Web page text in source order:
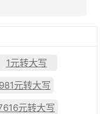
1元转大写
元转大写
元转大写